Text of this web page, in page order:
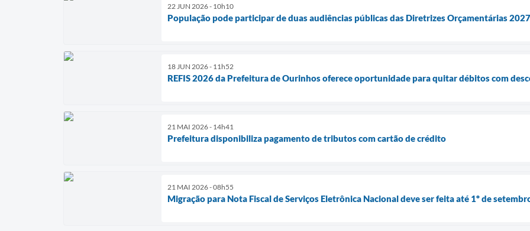
22 JUN 2026 - 10h10
População pode participar de duas audiências públicas das Diretrizes Orçamentárias 2027
18 JUN 2026 - 11h52
REFIS 2026 da Prefeitura de Ourinhos oferece oportunidade para quitar débitos com
21 MAI 2026 - 14h41
Prefeitura disponibiliza pagamento de tributos com cartão de crédito
21 MAI 2026 - 08h55
Migração para Nota Fiscal de Serviços Eletrônica Nacional deve ser feita até 1º de